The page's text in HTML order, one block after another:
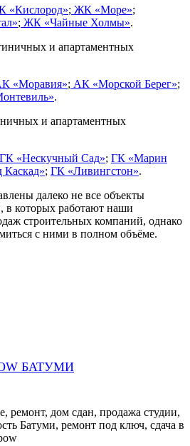
«Кислород»; ЖК «Море»;
; ЖК «Чайные Холмы».
и апартаментных
«Моравия»; АК «Морской Берег»;
.
и апартаментных
ГК «Нескучный Сад»; ГК «Марин
Каскад»; ГК «Ливингстон».
далеко не все объекты
которых работают наши
строительных компаний, однако
с ними в полном объёме.
БАТУМИ
ремонт, дом сдан, продажа студии,
Батуми, ремонт под ключ, сдача в